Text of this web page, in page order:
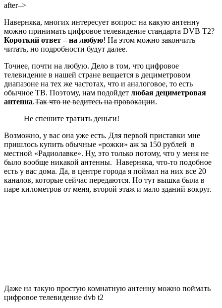
after–>
Наверняка, многих интересует вопрос: на какую антенну
можно принимать цифровое телевидение стандарта DVB T2?
Короткий ответ – на любую! На этом можно закончить
читать, но подробности будут далее.
Точнее, почти на любую. Дело в том, что цифровое
телевидение в нашей стране вещается в дециметровом
диапазоне на тех же частотах, что и аналоговое, то есть
обычное ТВ. Поэтому, нам подойдет любая дециметровая
антенна.Так что не ведитесь на провокации.
Не спешите тратить деньги!
Возможно, у вас она уже есть. Для первой приставки мне
пришлось купить обычные «рожки» аж за 150 рублей в
местной «Радиолавке». Ну, это только потому, что у меня не
было вообще никакой антенны. Наверняка, что-то подобное
есть у вас дома. Да, в центре города я поймал на них все 20
каналов, которые сейчас передаются. Но тут вышка была в
паре километров от меня, второй этаж и мало зданий вокруг.
Даже на такую простую комнатную антенну можно поймать
цифровое телевидение dvb t2